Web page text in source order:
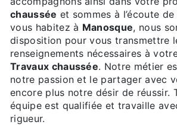
chaussée et sommes à l’écoute
vous habitez à Manosque, nous
disposition pour vous transmettre
renseignements nécessaires à
Travaux chaussée. Notre métier
notre passion et le partager avec
encore plus notre désir de réussir.
équipe est qualifiée et travaille
rigueur.